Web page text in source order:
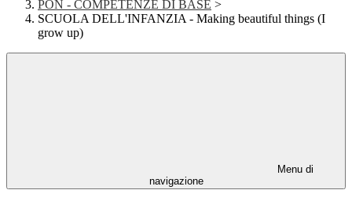
PON - COMPETENZE DI BASE >
SCUOLA DELL'INFANZIA - Making beautiful things (I
grow up)
Menu di
navigazione